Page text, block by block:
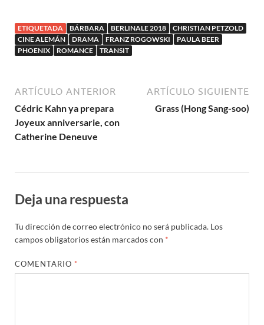
ETIQUETADA BÁRBARA BERLINALE 2018
CHRISTIAN PETZOLD
CINE ALEMÁN
DRAMA FRANZ ROGOWSKI
PAULA BEER
PHOENIX
ROMANCE TRANSIT
ARTÍCULO ANTERIOR
Cédric Kahn ya prepara
Joyeux anniversarie, con
Catherine Deneuve
ARTÍCULO SIGUIENTE
Grass (Hong Sang-soo)
Deja una respuesta
Tu dirección de correo electrónico no será publicada. Los
campos obligatorios están marcados con *
COMENTARIO *